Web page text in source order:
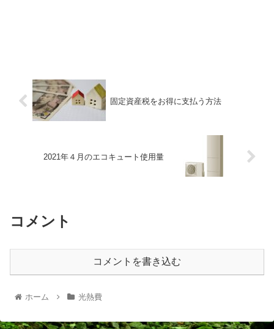
固定資産税をお得に支払う方法
2021年４月のエコキュート使用量
コメント
コメントを書き込む
ホーム 光熱費